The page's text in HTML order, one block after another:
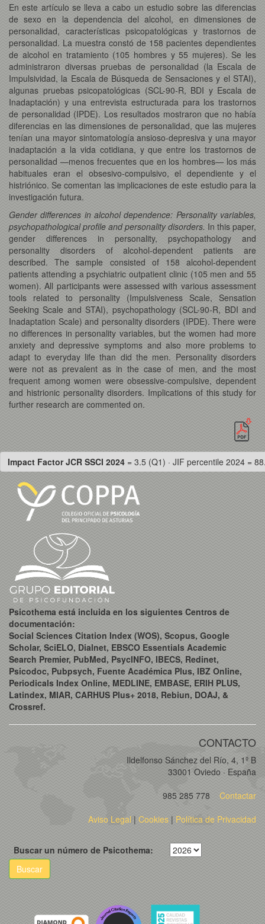
En este artículo se lleva a cabo un estudio sobre las diferencias
de sexo en la dependencia del alcohol, en dimensiones de
personalidad, características psicopatológicas y trastornos de
personalidad. La muestra constó de 158 pacientes dependientes
de alcohol en tratamiento (105 hombres y 55 mujeres). Se les
administraron diversas pruebas de personalidad (la Escala de
Impulsividad, la Escala de Búsqueda de Sensaciones y el STAI),
algunas pruebas psicopatológicas (SCL-90-R, BDI y Escala de
Inadaptación) y una entrevista estructurada para los trastornos
de personalidad (IPDE). Los resultados mostraron que no había
diferencias en las dimensiones de personalidad, que las mujeres
tenían una mayor sintomatología ansioso-depresiva y una mayor
inadaptación a la vida cotidiana, y que entre los trastornos de
personalidad —menos frecuentes que en los hombres— los más
habituales eran el obsesivo-compulsivo, el dependiente y el
histriónico. Se comentan las implicaciones de este estudio para la
investigación futura.
Gender differences in alcohol dependence: Personality variables,
psychopathological profile and personality disorders. In this paper,
gender differences in personality, psychopathology and
personality disorders of alcohol-dependent patients are
described. The sample consisted of 158 alcohol-dependent
patients attending a psychiatric outpatient clinic (105 men and 55
women). All participants were assessed with various assessment
tools related to personality (Impulsiveness Scale, Sensation
Seeking Scale and STAI), psychopathology (SCL-90-R, BDI and
Inadaptation Scale) and personality disorders (IPDE). There were
no differences in personality variables, but the women had more
anxiety and depressive symptoms and also more problems to
adapt to everyday life than did the men. Personality disorders
were not as prevalent as in the case of men, and the most
frequent among women were obsessive-compulsive, dependent
and histrionic personality disorders. Implications of this study for
further research are commented on.
Impact Factor JCR SSCI 2024 = 3.5 (Q1) · JIF percentile 2024 =
Psicothema está incluida en los siguientes Centros de
documentación:
Social Sciences Citation Index (WOS), Scopus, Google
Scholar, SciELO, Dialnet, EBSCO Essentials Academic
Search Premier, PubMed, PsycINFO, IBECS, Redinet,
Psicodoc, Pubpsych, Fuente Académica Plus, IBZ Online,
Periodicals Index Online, MEDLINE, EMBASE, ERIH PLUS,
Latindex, MIAR, CARHUS Plus+ 2018, Rebiun, DOAJ, &
Crossref.
CONTACTO
Ildelfonso Sánchez del Río, 4, 1º B
33001 Oviedo · España
985 285 778
Contactar
Aviso Legal| Cookies | Política de Privacidad
Buscar un número de Psicothema:
Buscar